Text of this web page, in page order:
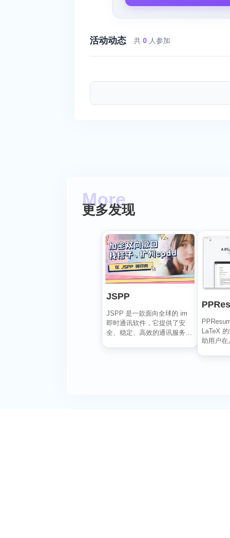
活动动态 共 0 人参加
更多发现
JSPP
JSPP 是一款面向全球的 im
即时通讯软件，它提供了安
全、稳定、高效的通讯服务，
LaTeX
助用户在